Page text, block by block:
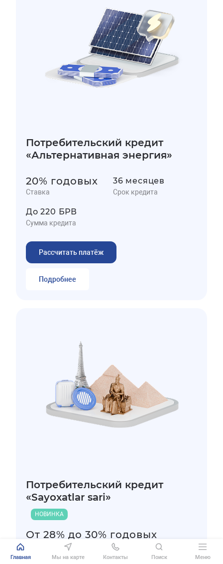
Потребительский кредит
«Альтернативная энергия»
20% годовых
Ставка
36 месяцев
Срок кредита
До 220 БРВ
Сумма кредита
Рассчитать платёж
Подробнее
Потребительский кредит
«Sayoxatlar sari»
НОВИНКА
От 28% до 30% годовых
Главная Мы на карте Контакты Поиск Меню